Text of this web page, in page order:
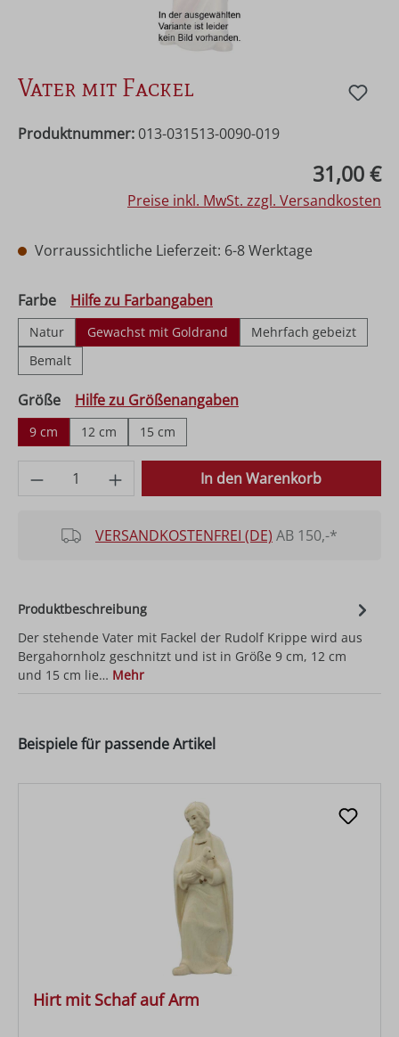
Vater mit Fackel
Produktnummer: 013-031513-0090-019
31,00 €
Preise inkl. MwSt. zzgl. Versandkosten
Vorraussichtliche Lieferzeit: 6-8 Werktage
Farbeauswählen
Hilfe zu Farbangaben
Natur Gewachst mit Goldrand
Mehrfach gebeizt
Bemalt
Größeauswählen
Hilfe zu Größenangaben
9 cm 12 cm 15 cm
Produkt Anzahl: Gib den gewünschten
In den Warenkorb
VERSANDKOSTENFREI (DE) AB 150,-*
Produktbeschreibung
Der stehende Vater mit Fackel der Rudolf Krippe wird aus
Bergahornholz geschnitzt und ist in Größe 9 cm, 12 cm
und 15 cm lie… Mehr
Beispiele für passende Artikel
Hirt mit Schaf auf Arm